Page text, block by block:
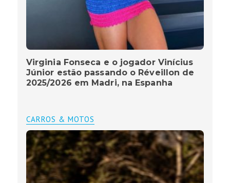
Virginia Fonseca e o jogador Vinícius
Júnior estão passando o Réveillon de
2025/2026 em Madri, na Espanha
CARROS & MOTOS